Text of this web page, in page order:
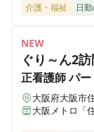
東京都江戸川区南篠
ホスピス西城Ⅰ
岩手県一関市八幡町
介護・福祉 日
NEW
ぐり～ん2
正看護師パー
大阪府大阪市
大阪メトロ「